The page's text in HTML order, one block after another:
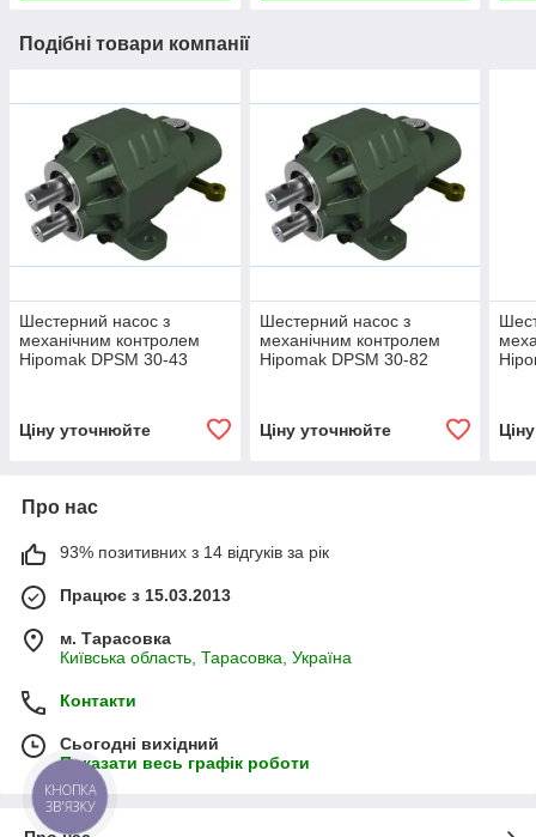
Подібні товари компанії
Шестерний насос з
механічним контролем
Hipomak DPSM 30-43
Ціну уточнюйте
Шестерний насос з
механічним контролем
Hipomak DPSM 30-82
Ціну уточнюйте
Про нас
93% позитивних з 14 відгуків за рік
Працює з 15.03.2013
м. Тарасовка
Київська область, Тарасовка, Україна
Контакти
Сьогодні вихідний
Показати весь графік роботи
КНОПКА
ЗВ'ЯЗКУ